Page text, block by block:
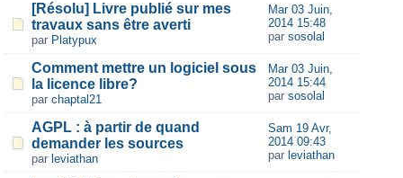
[Résolu] Livre publié sur mes
travaux sans être averti
par Platypux
Mar 03 Juin,
2014 15:48
par sosolal
Comment mettre un logiciel sous
la licence libre?
par chaptal21
Mar 03 Juin,
2014 15:44
par sosolal
AGPL : à partir de quand
demander les sources
par leviathan
Sam 19 Avr,
2014 09:43
par leviathan